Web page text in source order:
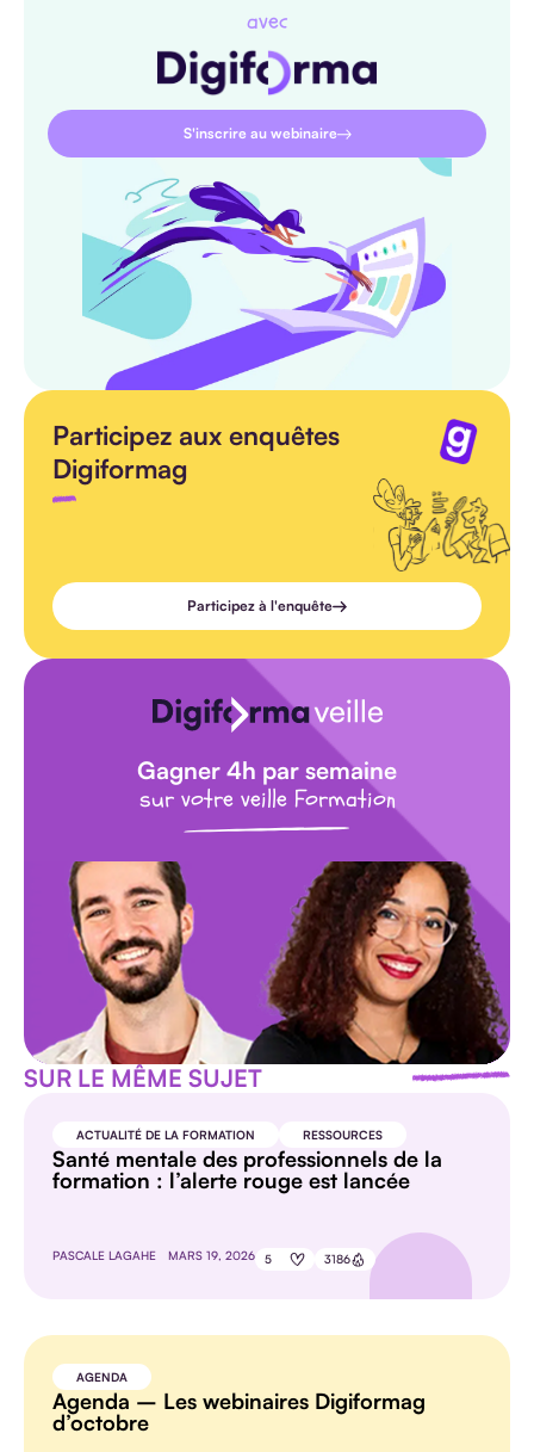
avec
S'inscrire au webinaire
Participez aux enquêtes
Digiformag
Participez à l'enquête
Gagner 4h par semaine
sur votre veille Formation
SUR LE MÊME SUJET
ACTUALITÉ DE LA FORMATION RESSOURCES
Santé mentale des professionnels de la
formation : l’alerte rouge est lancée
PASCALE LAGAHE MARS 19, 2026 5 3186
AGENDA
Agenda – Les webinaires Digiformag
d’octobre